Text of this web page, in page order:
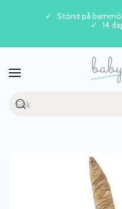
Skip to main content
Störst på
14